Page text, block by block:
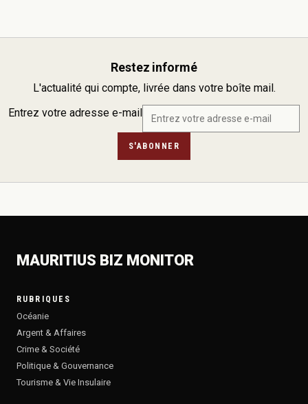
Restez informé
L'actualité qui compte, livrée dans votre boîte mail.
Entrez votre adresse e-mail
S'ABONNER
MAURITIUS BIZ MONITOR
RUBRIQUES
Océanie
Argent & Affaires
Crime & Société
Politique & Gouvernance
Tourisme & Vie Insulaire